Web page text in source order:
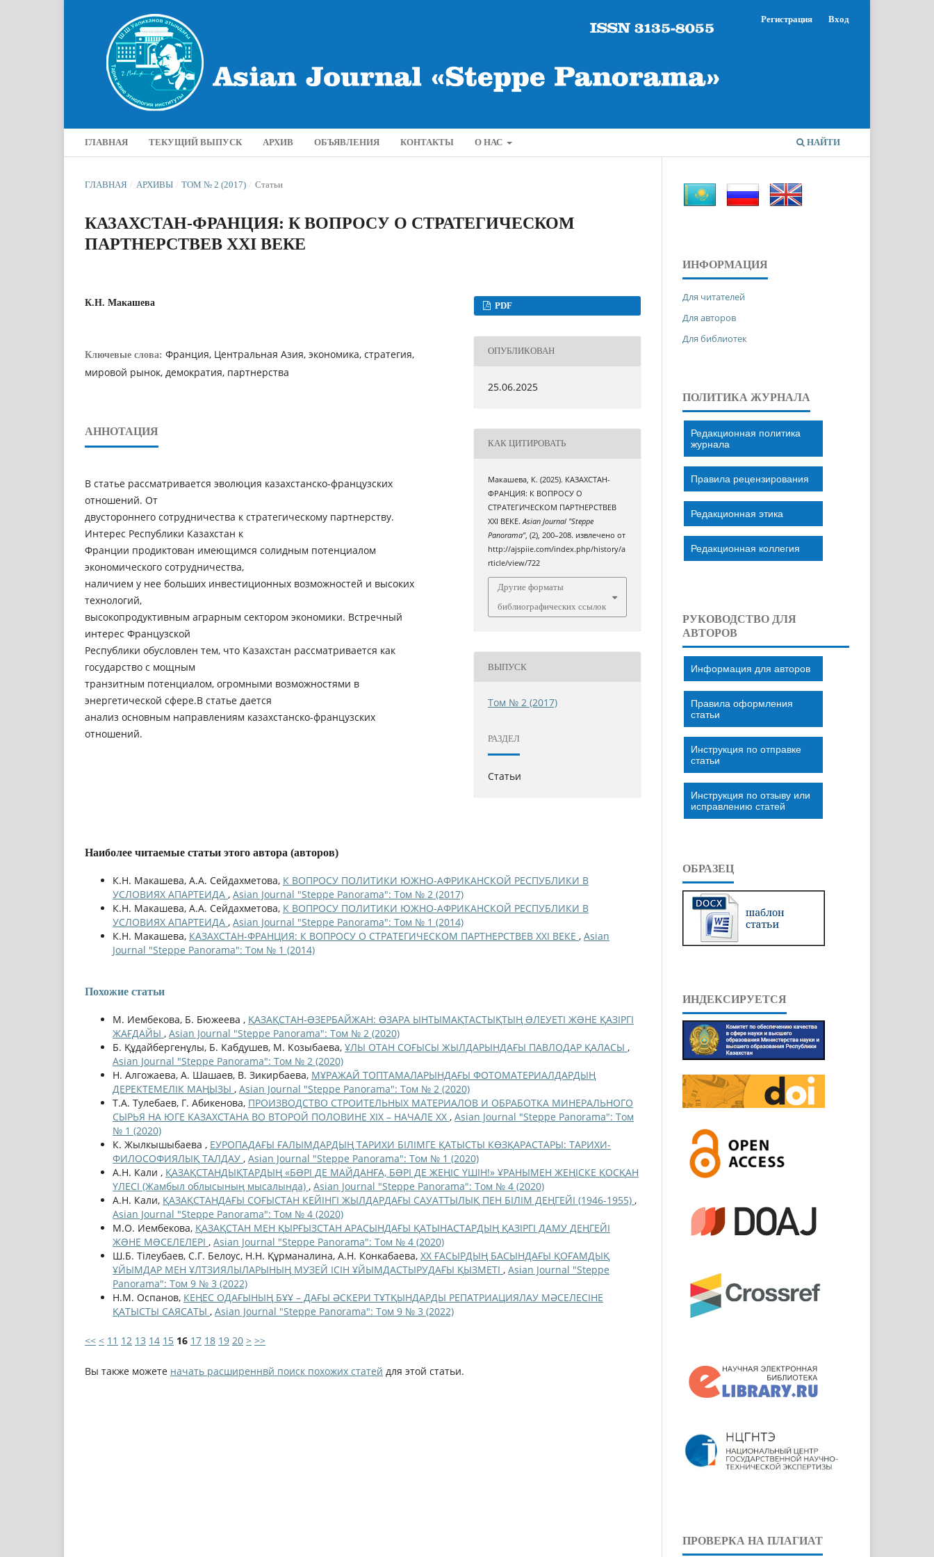
ГЛАВНАЯ ТЕКУЩИЙ ВЫПУСК АРХИВ ОБЪЯВЛЕНИЯ КОНТАКТЫ О НАС НАЙТИ
Регистрация Вход
ГЛАВНАЯ / АРХИВЫ / ТОМ № 2 (2017) / Статьи
КАЗАХСТАН-ФРАНЦИЯ: К ВОПРОСУ О СТРАТЕГИЧЕСКОМ
ПАРТНЕРСТВЕВ ХХІ ВЕКЕ
К.Н. Макашева
Ключевые слова: Франция, Центральная Азия, экономика, стратегия,
мировой рынок, демократия, партнерства
АННОТАЦИЯ
В статье рассматривается эволюция казахстанско-французских
отношений. От
двустороннего сотрудничества к стратегическому партнерству.
Интерес Республики Казахстан к
Франции продиктован имеющимся солидным потенциалом
экономического сотрудничества,
наличием у нее больших инвестиционных возможностей и высоких
технологий,
высокопродуктивным аграрным сектором экономики. Встречный
интерес Французской
Республики обусловлен тем, что Казахстан рассматривается как
государство с мощным
транзитным потенциалом, огромными возможностями в
энергетической сфере.В статье дается
анализ основным направлениям казахстанско-французских
отношений.
PDF
ОПУБЛИКОВАН
25.06.2025
КАК ЦИТИРОВАТЬ
Макашева, К. (2025). КАЗАХСТАН-
ФРАНЦИЯ: К ВОПРОСУ О
СТРАТЕГИЧЕСКОМ ПАРТНЕРСТВЕВ
ХХІ ВЕКЕ.Asian Journal "Steppe
Panorama", (2), 200–208. извлечено от
http://ajspiie.com/index.php/history/a
rticle/view/722
Другие форматы
библиографических ссылок
ВЫПУСК
Том № 2 (2017)
РАЗДЕЛ
Статьи
Наиболее читаемые статьи этого автора (авторов)
К.Н. Макашева, А.А. Сейдахметова, К ВОПРОСУ ПОЛИТИКИ ЮЖНО-АФРИКАНСКОЙ РЕСПУБЛИКИ В
УСЛОВИЯХ АПАРТЕИДА , Asian Journal "Steppe Panorama": Том № 2 (2017)
К.Н. Макашева, А.А. Сейдахметова, К ВОПРОСУ ПОЛИТИКИ ЮЖНО-АФРИКАНСКОЙ РЕСПУБЛИКИ В
УСЛОВИЯХ АПАРТЕИДА , Asian Journal "Steppe Panorama": Том № 1 (2014)
К.Н. Макашева, КАЗАХСТАН-ФРАНЦИЯ: К ВОПРОСУ О СТРАТЕГИЧЕСКОМ ПАРТНЕРСТВЕВ ХХІ ВЕКЕ , Asian
Journal "Steppe Panorama": Том № 1 (2014)
Похожие статьи
М. Иембекова, Б. Бюжеева , ҚАЗАҚСТАН-ƏЗЕРБАЙЖАН: ӨЗАРА ЫНТЫМАҚТАСТЫҚТЫҢ ƏЛЕУЕТІ ЖƏНЕ ҚАЗІРГІ
ЖАҒДАЙЫ , Asian Journal "Steppe Panorama": Том № 2 (2020)
Б. Құдайбергенұлы, Б. Кабдушев, М. Козыбаева, ҰЛЫ ОТАН СОҒЫСЫ ЖЫЛДАРЫНДАҒЫ ПАВЛОДАР ҚАЛАСЫ ,
Asian Journal "Steppe Panorama": Том № 2 (2020)
Н. Алгожаева, А. Шашаев, В. Зикирбаева, МҰРАЖАЙ ТОПТАМАЛАРЫНДАҒЫ ФОТОМАТЕРИАЛДАРДЫҢ
ДЕРЕКТЕМЕЛІК МАҢЫЗЫ , Asian Journal "Steppe Panorama": Том № 2 (2020)
Т.А. Тулебаев, Г. Абикенова, ПРОИЗВОДСТВО СТРОИТЕЛЬНЫХ МАТЕРИАЛОВ И ОБРАБОТКА МИНЕРАЛЬНОГО
СЫРЬЯ НА ЮГЕ КАЗАХСТАНА ВО ВТОРОЙ ПОЛОВИНЕ ХІХ – НАЧАЛЕ ХХ , Asian Journal "Steppe Panorama": Том
№ 1 (2020)
К. Жылкышыбаева , ЕУРОПАДАҒЫ ҒАЛЫМДАРДЫҢ ТАРИХИ БІЛІМГЕ ҚАТЫСТЫ КӨЗҚАРАСТАРЫ: ТАРИХИ-
ФИЛОСОФИЯЛЫҚ ТАЛДАУ , Asian Journal "Steppe Panorama": Том № 1 (2020)
А.Н. Кали , ҚАЗАҚСТАНДЫҚТАРДЫҢ «БƏРІ ДЕ МАЙДАНҒА, БƏРІ ДЕ ЖЕҢІС ҮШІН!» ҰРАНЫМЕН ЖЕҢІСКЕ ҚОСҚАН
ҮЛЕСІ (Жамбыл облысының мысалында) , Asian Journal "Steppe Panorama": Том № 4 (2020)
А.Н. Кали, ҚАЗАҚСТАНДАҒЫ СОҒЫСТАН КЕЙІНГІ ЖЫЛДАРДАҒЫ САУАТТЫЛЫҚ ПЕН БІЛІМ ДЕҢГЕЙІ (1946-1955) ,
Asian Journal "Steppe Panorama": Том № 4 (2020)
М.О. Иембекова, ҚАЗАҚСТАН МЕН ҚЫРҒЫЗСТАН АРАСЫНДАҒЫ ҚАТЫНАСТАРДЫҢ ҚАЗІРГІ ДАМУ ДЕҢГЕЙІ
ЖƏНЕ МƏСЕЛЕЛЕРІ , Asian Journal "Steppe Panorama": Том № 4 (2020)
Ш.Б. Тілеубаев, C.Г. Белоус, Н.Н. Құрманалина, А.Н. Конкабаева, ХХ ҒАСЫРДЫҢ БАСЫНДАҒЫ ҚОҒАМДЫҚ
ҰЙЫМДАР МЕН ҰЛТЗИЯЛЫЛАРЫНЫҢ МУЗЕЙ ІСІН ҰЙЫМДАСТЫРУДАҒЫ ҚЫЗМЕТІ , Asian Journal "Steppe
Panorama": Том 9 № 3 (2022)
Н.М. Оспанов, КЕҢЕС ОДАҒЫНЫҢ БҰҰ – ДАҒЫ ӘСКЕРИ ТҰТҚЫНДАРДЫ РЕПАТРИАЦИЯЛАУ МӘСЕЛЕСІНЕ
ҚАТЫСТЫ САЯСАТЫ , Asian Journal "Steppe Panorama": Том 9 № 3 (2022)
<< < 11 12 13 14 15 16 17 18 19 20 > >>
Вы также можете начать расширеннвй поиск похожих статей для этой статьи.
ИНФОРМАЦИЯ
Для читателей
Для авторов
Для библиотек
ПОЛИТИКА ЖУРНАЛА
Редакционная политика
журнала
Правила рецензирования
Редакционная этика
Редакционная коллегия
РУКОВОДСТВО ДЛЯ
АВТОРОВ
Информация для авторов
Правила оформления
статьи
Инструкция по отправке
статьи
Инструкция по отзыву или
исправлению статей
ОБРАЗЕЦ
ИНДЕКСИРУЕТСЯ
ПРОВЕРКА НА ПЛАГИАТ